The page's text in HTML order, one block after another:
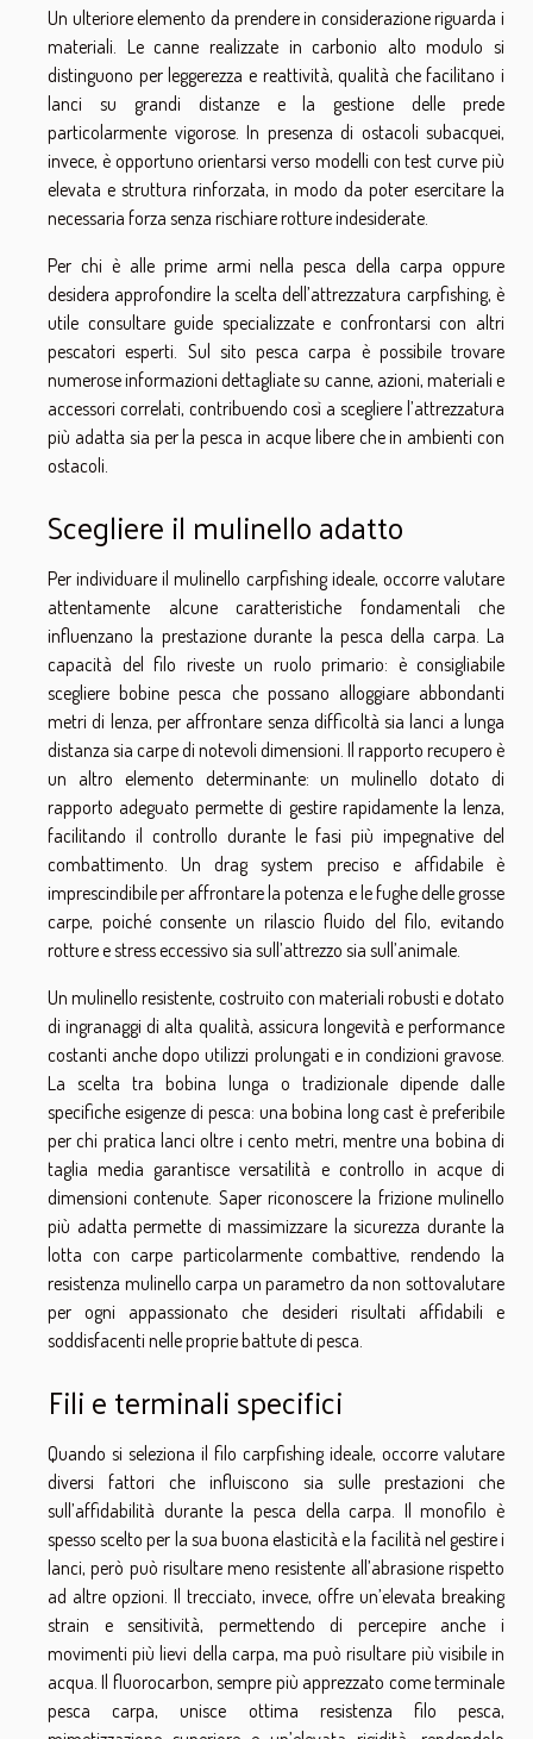
Un ulteriore elemento da prendere in considerazione riguarda i
materiali. Le canne realizzate in carbonio alto modulo si
distinguono per leggerezza e reattività, qualità che facilitano i
lanci su grandi distanze e la gestione delle prede
particolarmente vigorose. In presenza di ostacoli subacquei,
invece, è opportuno orientarsi verso modelli con test curve più
elevata e struttura rinforzata, in modo da poter esercitare la
necessaria forza senza rischiare rotture indesiderate.
Per chi è alle prime armi nella pesca della carpa oppure
desidera approfondire la scelta dell’attrezzatura carpfishing, è
utile consultare guide specializzate e confrontarsi con altri
pescatori esperti. Sul sito pesca carpa è possibile trovare
numerose informazioni dettagliate su canne, azioni, materiali e
accessori correlati, contribuendo così a scegliere l’attrezzatura
più adatta sia per la pesca in acque libere che in ambienti con
ostacoli.
Scegliere il mulinello adatto
Per individuare il mulinello carpfishing ideale, occorre valutare
attentamente alcune caratteristiche fondamentali che
influenzano la prestazione durante la pesca della carpa. La
capacità del filo riveste un ruolo primario: è consigliabile
scegliere bobine pesca che possano alloggiare abbondanti
metri di lenza, per affrontare senza difficoltà sia lanci a lunga
distanza sia carpe di notevoli dimensioni. Il rapporto recupero è
un altro elemento determinante: un mulinello dotato di
rapporto adeguato permette di gestire rapidamente la lenza,
facilitando il controllo durante le fasi più impegnative del
combattimento. Un drag system preciso e affidabile è
imprescindibile per affrontare la potenza e le fughe delle grosse
carpe, poiché consente un rilascio fluido del filo, evitando
rotture e stress eccessivo sia sull’attrezzo sia sull’animale.
Un mulinello resistente, costruito con materiali robusti e dotato
di ingranaggi di alta qualità, assicura longevità e performance
costanti anche dopo utilizzi prolungati e in condizioni gravose.
La scelta tra bobina lunga o tradizionale dipende dalle
specifiche esigenze di pesca: una bobina long cast è preferibile
per chi pratica lanci oltre i cento metri, mentre una bobina di
taglia media garantisce versatilità e controllo in acque di
dimensioni contenute. Saper riconoscere la frizione mulinello
più adatta permette di massimizzare la sicurezza durante la
lotta con carpe particolarmente combattive, rendendo la
resistenza mulinello carpa un parametro da non sottovalutare
per ogni appassionato che desideri risultati affidabili e
soddisfacenti nelle proprie battute di pesca.
Fili e terminali specifici
Quando si seleziona il filo carpfishing ideale, occorre valutare
diversi fattori che influiscono sia sulle prestazioni che
sull’affidabilità durante la pesca della carpa. Il monofilo è
spesso scelto per la sua buona elasticità e la facilità nel gestire i
lanci, però può risultare meno resistente all’abrasione rispetto
ad altre opzioni. Il trecciato, invece, offre un’elevata breaking
strain e sensitività, permettendo di percepire anche i
movimenti più lievi della carpa, ma può risultare più visibile in
acqua. Il fluorocarbon, sempre più apprezzato come terminale
pesca carpa, unisce ottima resistenza filo pesca,